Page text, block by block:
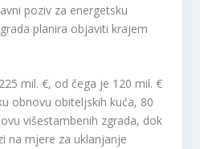
poziv za energetsku
planira objaviti krajem
mil. €, od čega je 120 mil. €
obnovu obiteljskih kuća, 80
višestambenih zgrada, dok
na mjere za uklanjanje